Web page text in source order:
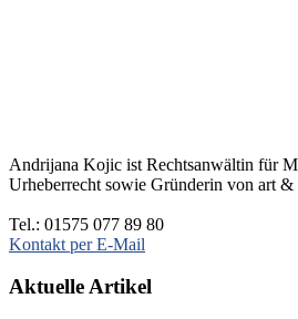
Andrijana Kojic ist Rechtsanwältin für
Urheberrecht sowie Gründerin von art
Tel.: 01575 077 89 80
Kontakt per E-Mail
Aktuelle Artikel